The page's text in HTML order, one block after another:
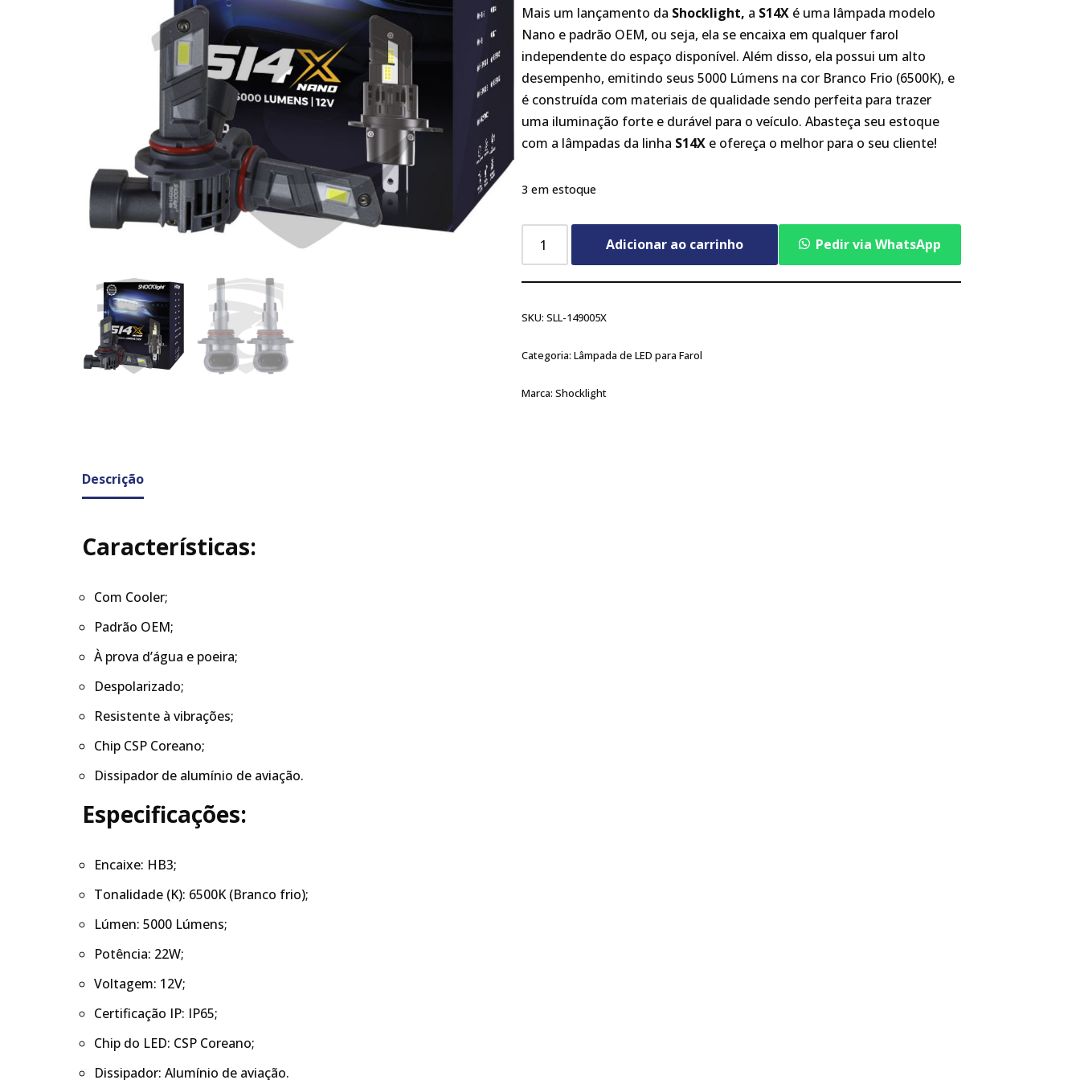
Mais um lançamento da Shocklight, a S14X é uma lâmpada modelo
Nano e padrão OEM, ou seja, ela se encaixa em qualquer farol
independente do espaço disponível. Além disso, ela possui um alto
desempenho, emitindo seus 5000 Lúmens na cor Branco Frio (6500K), e
é construída com materiais de qualidade sendo perfeita para trazer
uma iluminação forte e durável para o veículo. Abasteça seu estoque
com a lâmpadas da linha S14X e ofereça o melhor para o seu cliente!
3 em estoque
Adicionar ao carrinho Pedir via WhatsApp
SKU:SLL-149005X
Categoria:Lâmpada de LED para Farol
Marca:Shocklight
Descrição
Características:
Com Cooler;
Padrão OEM;
À prova d’água e poeira;
Despolarizado;
Resistente à vibrações;
Chip CSP Coreano;
Dissipador de alumínio de aviação.
Especificações:
Encaixe: HB3;
Tonalidade (K): 6500K (Branco frio);
Lúmen: 5000 Lúmens;
Potência: 22W;
Voltagem: 12V;
Certificação IP: IP65;
Chip do LED: CSP Coreano;
Dissipador: Alumínio de aviação.